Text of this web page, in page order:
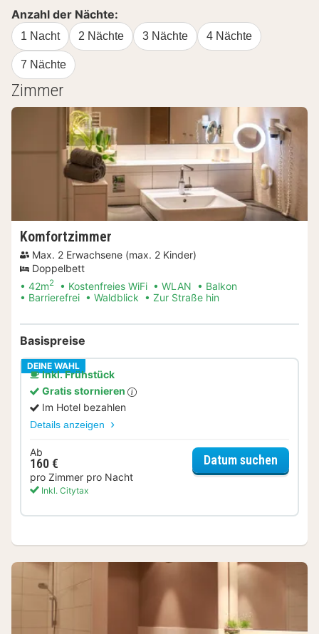
Anzahl der Nächte:
1 Nacht 2 Nächte 3 Nächte 4 Nächte
7 Nächte
Zimmer
Komfortzimmer
Max. 2 Erwachsene (max. 2 Kinder)
Doppelbett
42m2 Kostenfreies WiFi WLAN
Balkon
Barrierefrei
Waldblick Zur Straße hin
Basispreise
DEINE WAHL
Inkl. Frühstück
Gratis stornieren
Im Hotel bezahlen
Details anzeigen
Ab
160 €
pro Zimmer pro Nacht
Inkl. Citytax
Datum suchen